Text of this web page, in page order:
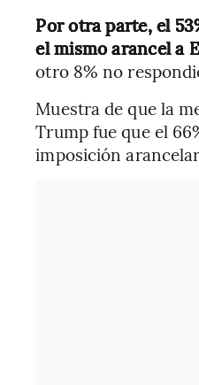
Por otra parte, el
el mismo arancel a
otro 8% no
Muestra de que la
Trump fue que el
imposición